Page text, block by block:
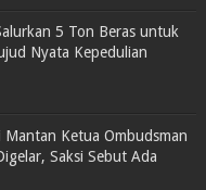
5 Ton Beras untuk
Nyata Kepedulian
Ketua Ombudsman
Saksi Sebut Ada